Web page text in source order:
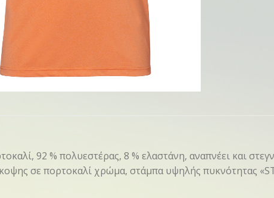
92 % πολυεστέρας, 8 % ελαστάνη, αναπνέει και
σε πορτοκαλί χρώμα, στάμπα υψηλής πυκνότητας